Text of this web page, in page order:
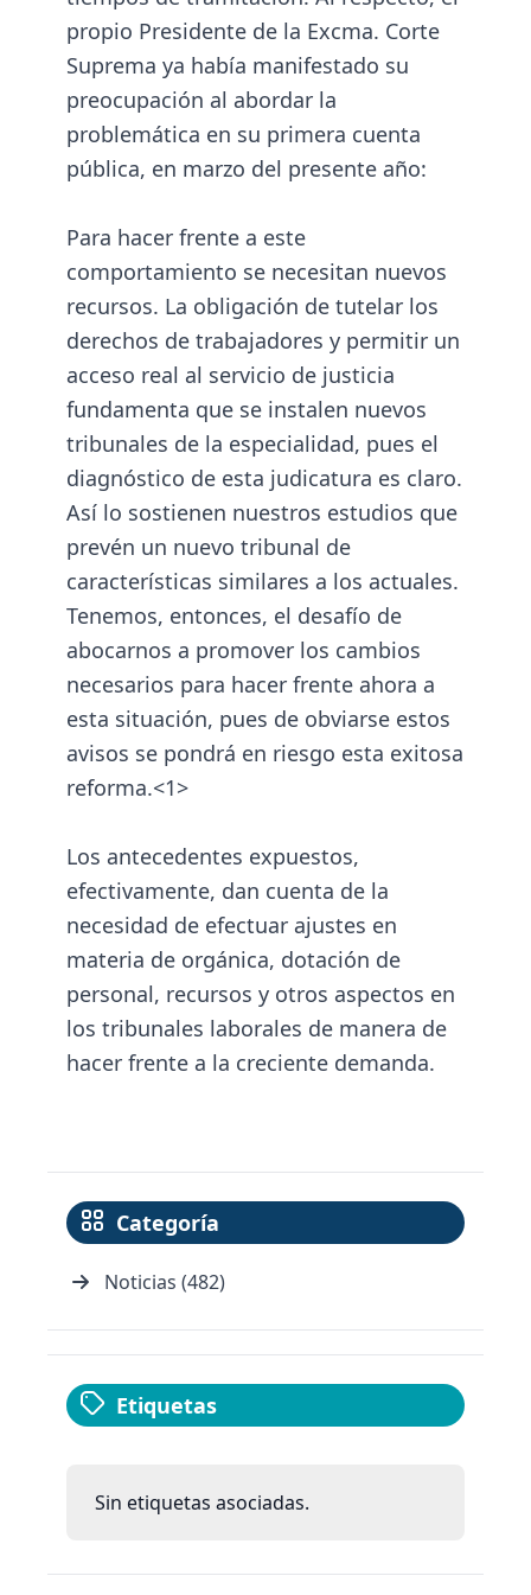
propio Presidente de la Excma. Corte
Suprema ya había manifestado su
preocupación al abordar la
problemática en su primera cuenta
pública, en marzo del presente año:
Para hacer frente a este
comportamiento se necesitan nuevos
recursos. La obligación de tutelar los
derechos de trabajadores y permitir un
acceso real al servicio de justicia
fundamenta que se instalen nuevos
tribunales de la especialidad, pues el
diagnóstico de esta judicatura es claro.
Así lo sostienen nuestros estudios que
prevén un nuevo tribunal de
características similares a los actuales.
Tenemos, entonces, el desafío de
abocarnos a promover los cambios
necesarios para hacer frente ahora a
esta situación, pues de obviarse estos
avisos se pondrá en riesgo esta exitosa
reforma.<1>
Los antecedentes expuestos,
efectivamente, dan cuenta de la
necesidad de efectuar ajustes en
materia de orgánica, dotación de
personal, recursos y otros aspectos en
los tribunales laborales de manera de
hacer frente a la creciente demanda.
Categoría
Noticias (482)
Etiquetas
Sin etiquetas asociadas.